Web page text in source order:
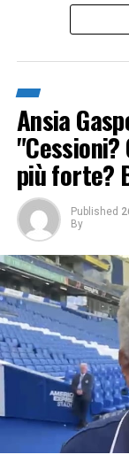
Ansia
"Cessioni?
più forte?
Published
By